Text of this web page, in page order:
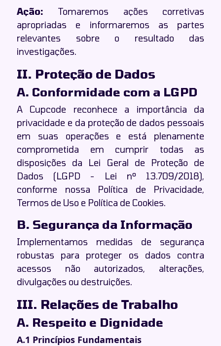
Ação: Tomaremos ações corretivas
apropriadas e informaremos as partes
relevantes sobre o resultado das
investigações.
II. Proteção de Dados
A. Conformidade com a LGPD
A Cupcode reconhece a importância da
privacidade e da proteção de dados pessoais
em suas operações e está plenamente
comprometida em cumprir todas as
disposições da Lei Geral de Proteção de
Dados (LGPD - Lei nº 13.709/2018),
conforme nossa Política de Privacidade,
Termos de Uso e Política de Cookies.
B. Segurança da Informação
Implementamos medidas de segurança
robustas para proteger os dados contra
acessos não autorizados, alterações,
divulgações ou destruições.
III. Relações de Trabalho
A. Respeito e Dignidade
A.1 Princípios Fundamentais